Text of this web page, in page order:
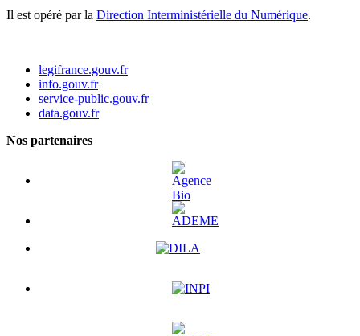
Il est opéré par la Direction Interministérielle du Numérique.
legifrance.gouv.fr
info.gouv.fr
service-public.gouv.fr
data.gouv.fr
Nos partenaires